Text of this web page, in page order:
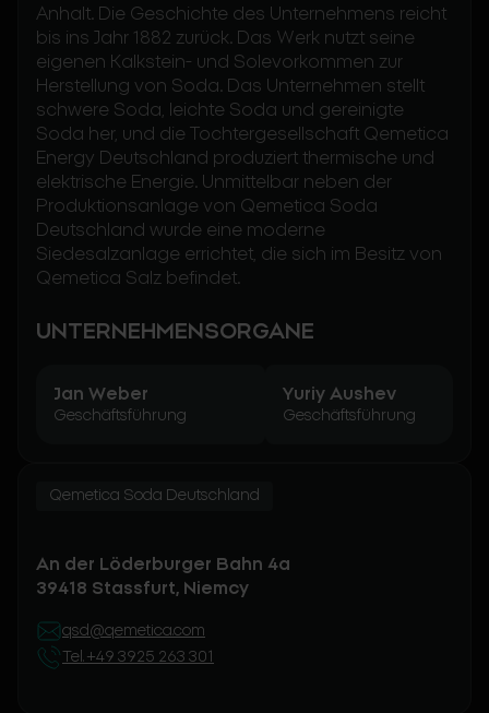
Anhalt. Die Geschichte des Unternehmens reicht
bis ins Jahr 1882 zurück. Das Werk nutzt seine
eigenen Kalkstein- und Solevorkommen zur
Herstellung von Soda. Das Unternehmen stellt
schwere Soda, leichte Soda und gereinigte
Soda her, und die Tochtergesellschaft Qemetica
Energy Deutschland produziert thermische und
elektrische Energie. Unmittelbar neben der
Produktionsanlage von Qemetica Soda
Deutschland wurde eine moderne
Siedesalzanlage errichtet, die sich im Besitz von
Qemetica Salz befindet.
UNTERNEHMENSORGANE
Jan Weber
Geschäftsführung
Yuriy Aushev
Geschäftsführung
Qemetica Soda Deutschland
An der Löderburger Bahn 4a
39418 Stassfurt, Niemcy
qsd@qemetica.com
Tel. +49 3925 263 301